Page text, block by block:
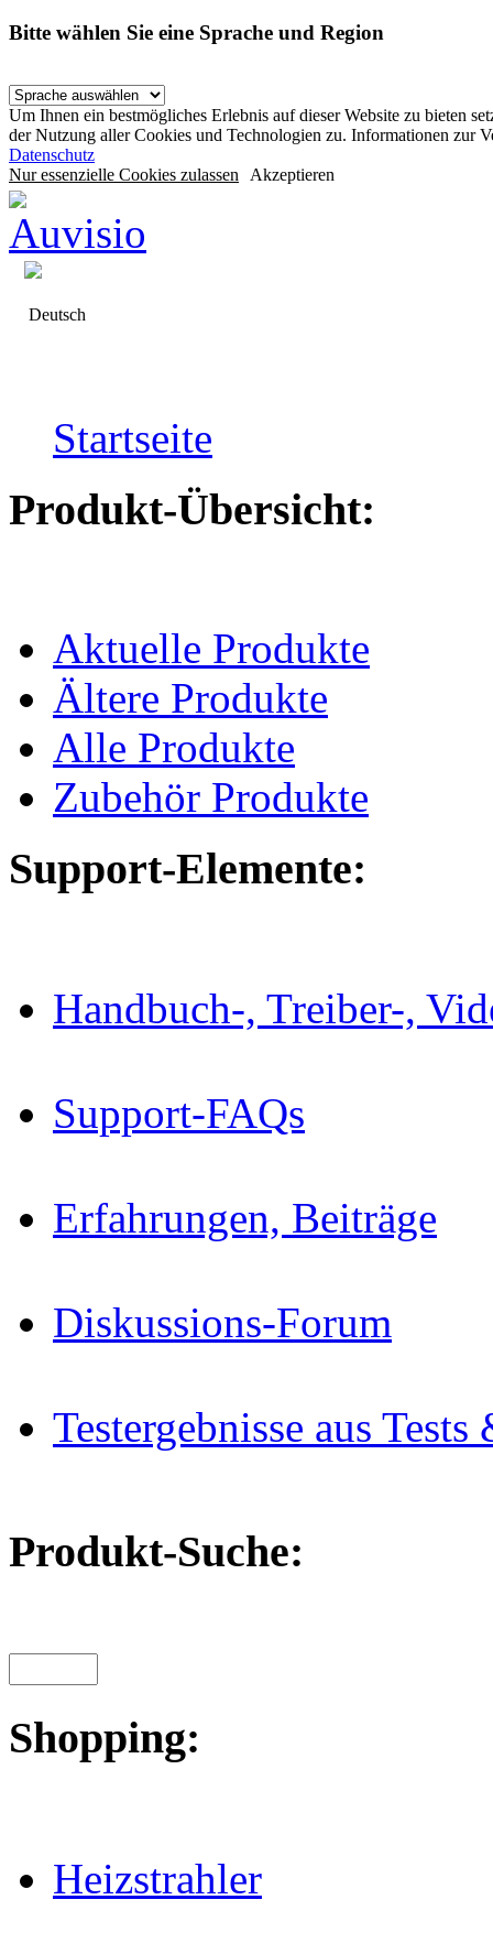
Bitte wählen Sie eine Sprache und Region
Um Ihnen ein bestmögliches Erlebnis auf dieser Website zu bieten
der Nutzung aller Cookies und Technologien zu. Informationen zur
Datenschutz
Nur essenzielle Cookies zulassen Akzeptieren
Deutsch
Startseite
Produkt-Übersicht:
Aktuelle Produkte
Ältere Produkte
Alle Produkte
Zubehör Produkte
Support-Elemente:
Handbuch-, Treiber-,
Support-FAQs
Erfahrungen, Beiträge
Diskussions-Forum
Testergebnisse aus
Produkt-Suche:
Shopping:
Heizstrahler